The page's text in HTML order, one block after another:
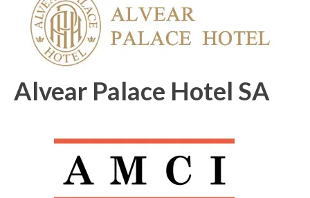
Alvear Palace Hotel SA